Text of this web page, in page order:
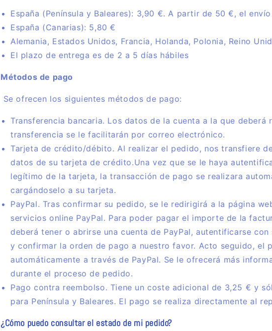
España (Península y Baleares): 3,90 €. A partir de 50 €, el
España (Canarias): 5,80 €
Alemania, Estados Unidos, Francia, Holanda, Polonia, Reino
El plazo de entrega es de 2 a 5 días hábiles
Métodos de pago
Se ofrecen los siguientes métodos de pago:
Transferencia bancaria. Los datos de la cuenta a la que deberá
transferencia se le facilitarán por correo electrónico.
Tarjeta de crédito/débito. Al realizar el pedido, nos transfiere
datos de su tarjeta de crédito.Una vez que se le haya
legítimo de la tarjeta, la transacción de pago se realizara
cargándoselo a su tarjeta.
PayPal. Tras confirmar su pedido, se le redirigirá a la página
servicios online PayPal. Para poder pagar el importe de la
deberá tener o abrirse una cuenta de PayPal, autentificarse
y confirmar la orden de pago a nuestro favor. Acto seguido, el
automáticamente a través de PayPal. Se le ofrecerá más
durante el proceso de pedido.
Pago contra reembolso. Tiene un coste adicional de 3,25 € y
para Península y Baleares. El pago se realiza directamente al
¿Cómo puedo consultar el estado de mi pedido?